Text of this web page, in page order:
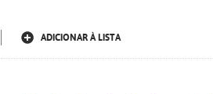
ADICIONAR À LISTA